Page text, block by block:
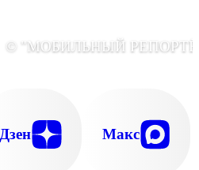
© "МОБИЛЬНЫЙ
Дзен Макс